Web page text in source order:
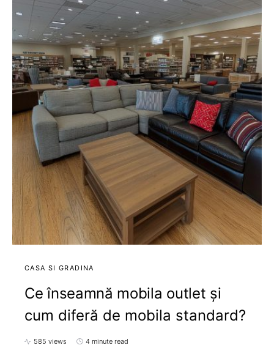
CASA SI GRADINA
Ce înseamnă mobila outlet și
cum diferă de mobila standard?
585 views 4 minute read